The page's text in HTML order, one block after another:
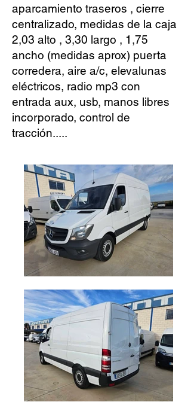
aparcamiento traseros , cierre
centralizado, medidas de la caja
2,03 alto , 3,30 largo , 1,75
ancho (medidas aprox) puerta
corredera, aire a/c, elevalunas
eléctricos, radio mp3 con
entrada aux, usb, manos libres
incorporado, control de
tracción.....